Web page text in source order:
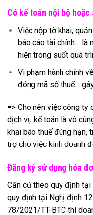
Có kế toán nội bộ
Việc nộp tờ khai,
báo cáo tài chính… là
hiện trong suốt quá
Vi phạm hành chính
đóng mã số thuế…
=> Cho nên việc công ty
dịch vụ kế toán là vô
khai báo thuế đúng hạn,
trợ cho việc kinh doanh
Đăng ký sử dụng hóa
Căn cứ theo quy định
quy định tại Nghị định
78/2021/TT-BTC thì